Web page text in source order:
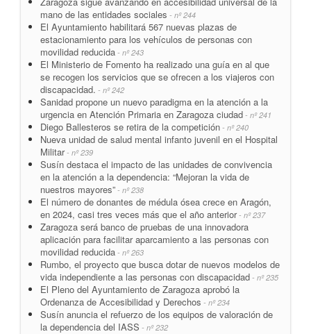
mano de las entidades sociales - nº 244
El Ayuntamiento habilitará 567 nuevas plazas de
estacionamiento para los vehículos de personas con
movilidad reducida - nº 243
El Ministerio de Fomento ha realizado una guía en al que
se recogen los servicios que se ofrecen a los viajeros con
discapacidad. - nº 242
Sanidad propone un nuevo paradigma en la atención a la
urgencia en Atención Primaria en Zaragoza ciudad - nº 241
Diego Ballesteros se retira de la competición - nº 240
Nueva unidad de salud mental infanto juvenil en el Hospital
Militar- nº 239
Susín destaca el impacto de las unidades de convivencia
en la atención a la dependencia: “Mejoran la vida de
nuestros mayores” - nº 238
El número de donantes de médula ósea crece en Aragón,
en 2024, casi tres veces más que el año anterior- nº 237
Zaragoza será banco de pruebas de una innovadora
aplicación para facilitar aparcamiento a las personas con
movilidad reducida - nº 263
Rumbo, el proyecto que busca dotar de nuevos modelos de
vida independiente a las personas con discapacidad - nº 235
El Pleno del Ayuntamiento de Zaragoza aprobó la
Ordenanza de Accesibilidad y Derechos - nº 234
Susín anuncia el refuerzo de los equipos de valoración de
la dependencia del IASS - nº 232